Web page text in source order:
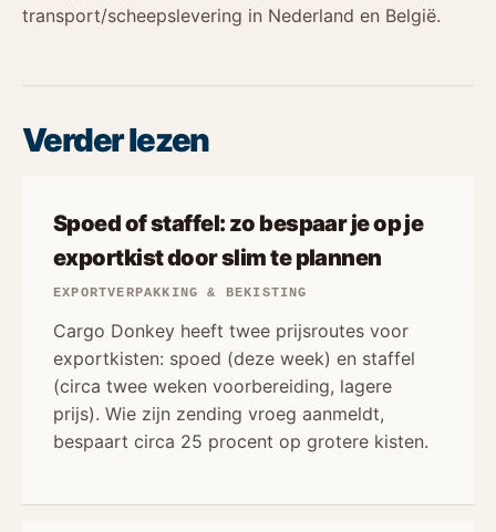
transport/scheepslevering in Nederland en België.
Verder lezen
Spoed of staffel: zo bespaar je op je
exportkist door slim te plannen
EXPORTVERPAKKING & BEKISTING
Cargo Donkey heeft twee prijsroutes voor
exportkisten: spoed (deze week) en staffel
(circa twee weken voorbereiding, lagere
prijs). Wie zijn zending vroeg aanmeldt,
bespaart circa 25 procent op grotere kisten.